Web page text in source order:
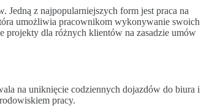
z najpopularniejszych form jest praca na
umożliwia pracownikom wykonywanie swoich
projekty dla różnych klientów na zasadzie umów
na uniknięcie codziennych dojazdów do biura i
pracy.